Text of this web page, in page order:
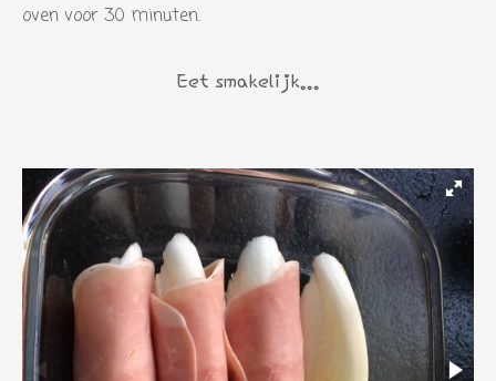
oven voor 30 minuten.
Eet smakelijk...